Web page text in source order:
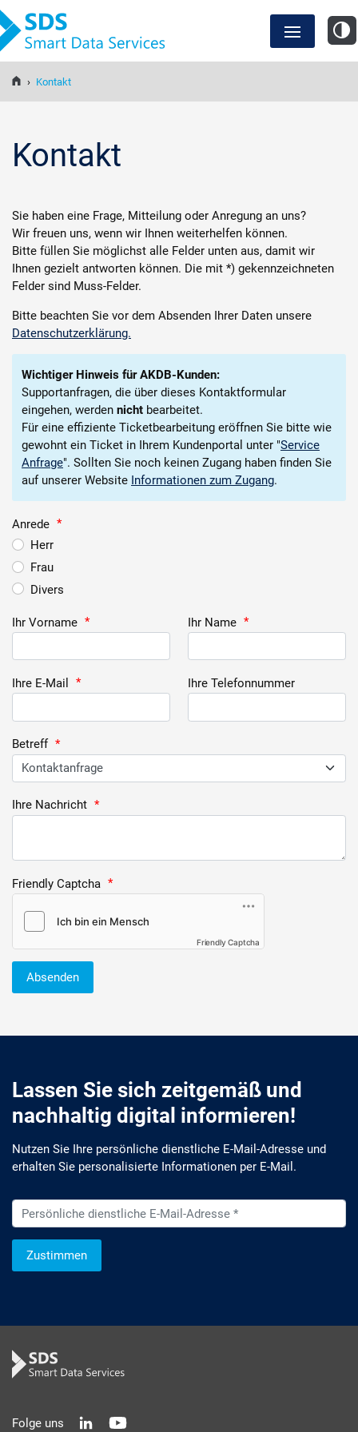
Anwendungsfälle
SDS Lösungen
Events und Webinare
› Kontakt
Kontakt
Sie haben eine Frage, Mitteilung oder Anregung an uns?
Wir freuen uns, wenn wir Ihnen weiterhelfen können.
Bitte füllen Sie möglichst alle Felder unten aus, damit wir
Ihnen gezielt antworten können. Die mit *) gekennzeichneten
Felder sind Muss-Felder.
Bitte beachten Sie vor dem Absenden Ihrer Daten unsere
Datenschutzerklärung.
Wichtiger Hinweis für AKDB-Kunden:
Supportanfragen, die über dieses Kontaktformular
eingehen, werden nicht bearbeitet.
Für eine effiziente Ticketbearbeitung eröffnen Sie bitte wie
gewohnt ein Ticket in Ihrem Kundenportal unter "Service
Anfrage". Sollten Sie noch keinen Zugang haben finden Sie
auf unserer Website Informationen zum Zugang.
Anrede *
Herr
Frau
Divers
Ihr Vorname * Ihr Name *
Ihre E-Mail * Ihre Telefonnummer
Betreff *
Ihre Nachricht *
Friendly Captcha *
Friendly Captcha
Absenden
Lassen Sie sich zeitgemäß und
nachhaltig digital informieren!
Nutzen Sie Ihre persönliche dienstliche E-Mail-Adresse und
erhalten Sie personalisierte Informationen per E-Mail.
Zustimmen
informativ und selbstverständlich kostenlos. Aber auch
schnell und ressourcenschonend, eben ganz zeitgemäß digital.
Folge uns